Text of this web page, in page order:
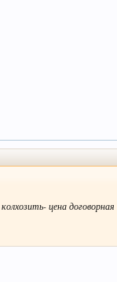
цена договорная